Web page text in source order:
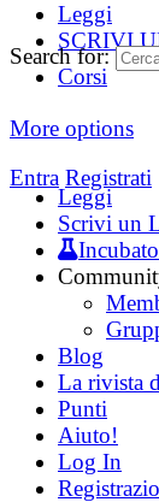
Leggi
SCRIVI
Corsi
More options
Entra Registrati
Search for:
Leggi
Scrivi un
Blog
La rivista
Punti
Aiuto!
Log In